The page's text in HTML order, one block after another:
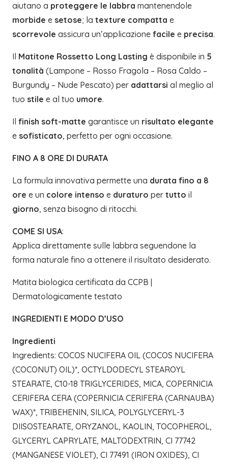
aiutano a proteggere le labbra mantenendole
morbide e setose; la texture compatta e
scorrevole assicura un’applicazione facile e precisa.
Il Matitone Rossetto Long Lasting è disponibile in 5
tonalità (Lampone – Rosso Fragola – Rosa Caldo –
Burgundy – Nude Pescato) per adattarsi al meglio al
tuo stile e al tuo umore.
Il finish soft-matte garantisce un risultato elegante
e sofisticato, perfetto per ogni occasione.
FINO A 8 ORE DI DURATA
La formula innovativa permette una durata fino a 8
ore e un colore intenso e duraturo per tutto il
giorno, senza bisogno di ritocchi.
COME SI USA:
Applica direttamente sulle labbra seguendone la
forma naturale fino a ottenere il risultato desiderato.
Matita biologica certificata da CCPB |
Dermatologicamente testato
INGREDIENTI E MODO D’USO
Ingredienti
Ingredients: COCOS NUCIFERA OIL (COCOS NUCIFERA
(COCONUT) OIL)*, OCTYLDODECYL STEAROYL
STEARATE, C10-18 TRIGLYCERIDES, MICA, COPERNICIA
CERIFERA CERA (COPERNICIA CERIFERA (CARNAUBA)
WAX)*, TRIBEHENIN, SILICA, POLYGLYCERYL-3
DIISOSTEARATE, ORYZANOL, KAOLIN, TOCOPHEROL,
GLYCERYL CAPRYLATE, MALTODEXTRIN, CI 77742
(MANGANESE VIOLET), CI 77491 (IRON OXIDES), CI